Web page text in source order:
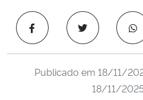
Ministério da Saúde
Ministério de Minas e Energia
Ministério da Ciência, Tecnologia,
Publicado em 18/11/
18/11/